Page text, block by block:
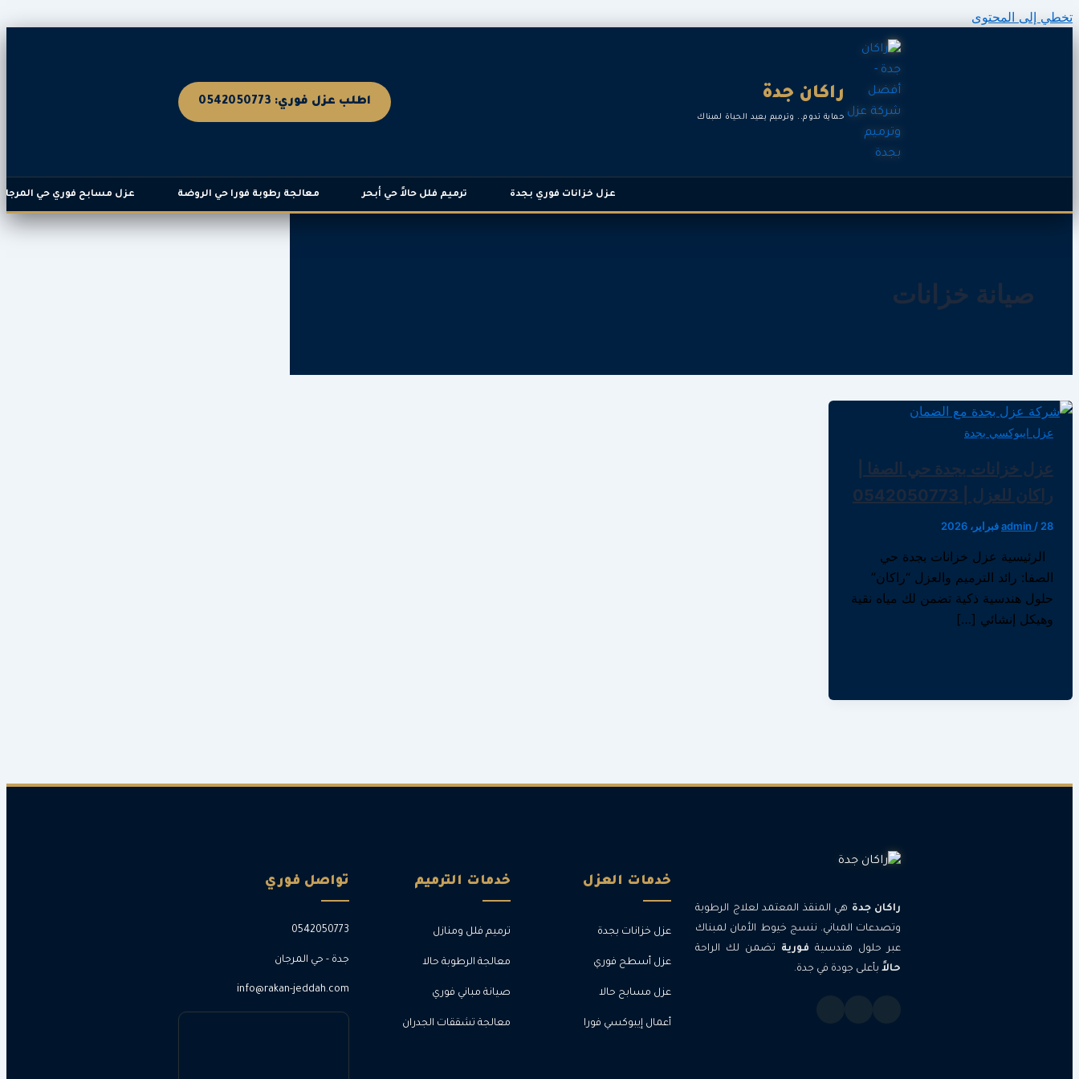
تخطي إلى المحتوى
راكان جدة
حماية تدوم.. وترميم يعيد الحياة لمبناك
اطلب عزل فوري: 0542050773
عزل خزانات فوري بجدة ترميم فلل حالاً حي أبحر معالجة رطوبة فورا حي الروضة عزل مسابح فوري حي المرجان
صيانة خزانات
عزل ايبوكسي بجدة
عزل خزانات بجدة حي الصفا |
راكان للعزل | 0542050773
admin / 28 فبراير، 2026
الرئيسية عزل خزانات بجدة حي
الصفا: رائد الترميم والعزل “راكان”
حلول هندسية ذكية تضمن لك مياه نقية
وهيكل إنشائي […]
راكان جدة هي المنقذ المعتمد لعلاج الرطوبة
وتصدعات المباني. ننسج خيوط الأمان لمبناك
عبر حلول هندسية فورية تضمن لك الراحة
حالاً بأعلى جودة في جدة.
خدمات العزل
عزل خزانات بجدة
عزل أسطح فوري
عزل مسابح حالا
أعمال إيبوكسي فورا
خدمات الترميم
ترميم فلل ومنازل
معالجة الرطوبة حالا
صيانة مباني فوري
معالجة تشققات الجدران
تواصل فوري
0542050773
جدة - حي المرجان
info@rakan-jeddah.com